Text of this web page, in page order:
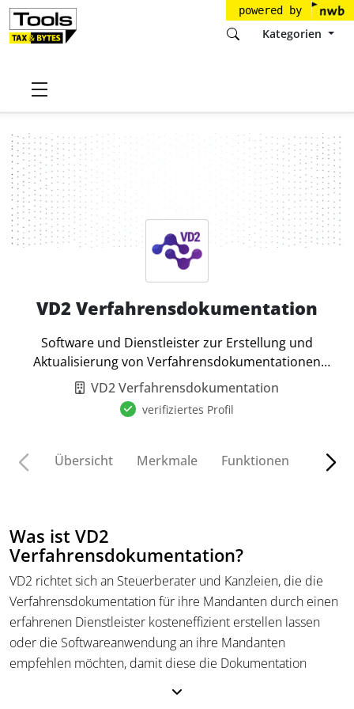
powered by
Kategorien
Startseite
VD2 Verfahrensdokumentation
Software und Dienstleister zur Erstellung und
Aktualisierung von Verfahrensdokumentationen
nach GoBD
VD2 Verfahrensdokumentation
verifiziertes Profil
Übersicht Merkmale Funktionen Preise
Was ist VD2
Verfahrensdokumentation?
VD2 richtet sich an Steuerberater und Kanzleien, die die
Verfahrensdokumentation für ihre Mandanten durch einen
erfahrenen Dienstleister kosteneffizient erstellen lassen
oder die Softwareanwendung an ihre Mandanten
empfehlen möchten, damit diese die Dokumentation